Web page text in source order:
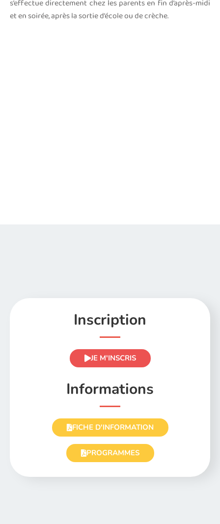
s’effectue directement chez les parents en fin d’après-midi
et en soirée, après la sortie d’école ou de crèche.
Inscription
JE M'INSCRIS
Informations
FICHE D'INFORMATION
PROGRAMMES